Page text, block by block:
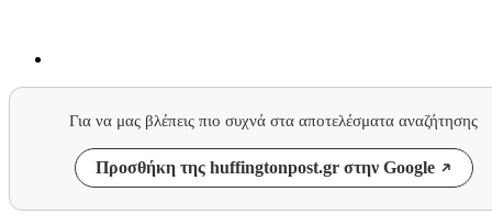
Για να μας βλέπεις πιο συχνά στα αποτελέσματα αναζήτησης
Προσθήκη της huffingtonpost.gr στην Google